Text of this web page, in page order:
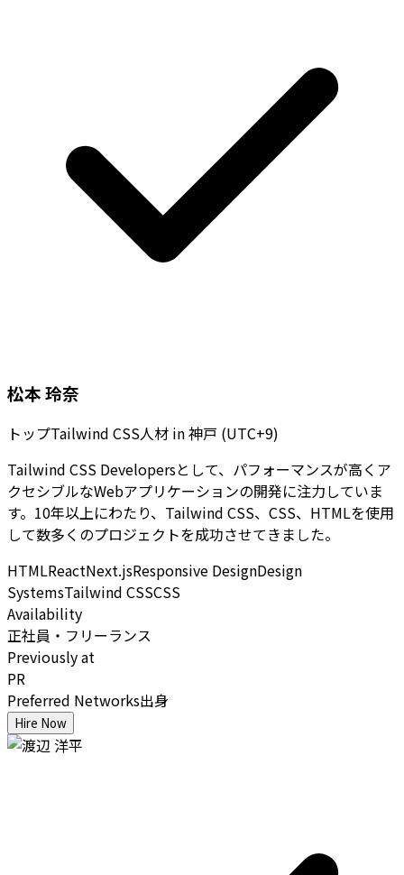
松本 玲奈
トップTailwind CSS人材 in神戸 (UTC+9)
Tailwind CSS Developersとして、パフォーマンスが高くア
クセシブルなWebアプリケーションの開発に注力していま
す。10年以上にわたり、Tailwind CSS、CSS、HTMLを使用
して数多くのプロジェクトを成功させてきました。
HTMLReactNext.jsResponsive DesignDesign
SystemsTailwind CSSCSS
Availability
正社員・フリーランス
Previously at
PR
Preferred Networks出身
Hire Now